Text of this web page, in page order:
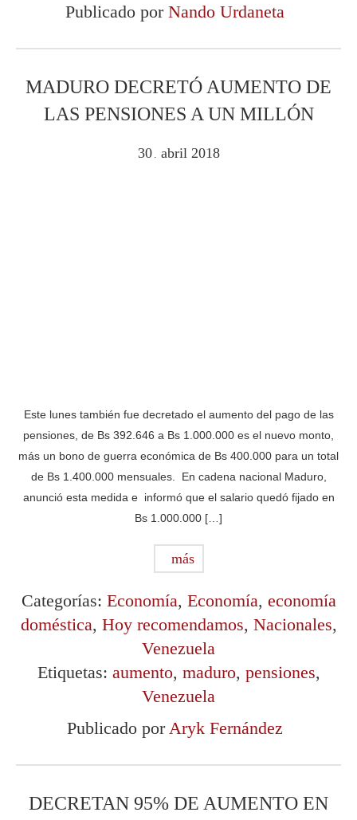
Publicado por Nando Urdaneta
MADURO DECRETÓ AUMENTO DE
LAS PENSIONES A UN MILLÓN
30 abril 2018
Este lunes también fue decretado el aumento del pago de las
pensiones, de Bs 392.646 a Bs 1.000.000 es el nuevo monto,
más un bono de guerra económica de Bs 400.000 para un total
de Bs 1.400.000 mensuales. En cadena nacional Maduro,
anunció esta medida e informó que el salario quedó fijado en
Bs 1.000.000 […]
más
Categorías: Economía, Economía, economía
doméstica, Hoy recomendamos, Nacionales,
Venezuela
Etiquetas: aumento, maduro, pensiones,
Venezuela
Publicado por Aryk Fernández
DECRETAN 95% DE AUMENTO EN